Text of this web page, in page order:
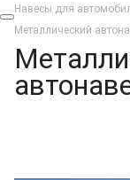
Навесы для
Металлический